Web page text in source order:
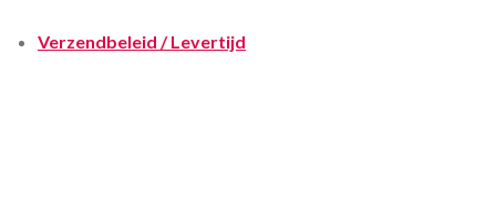
Verzendbeleid / Levertijd